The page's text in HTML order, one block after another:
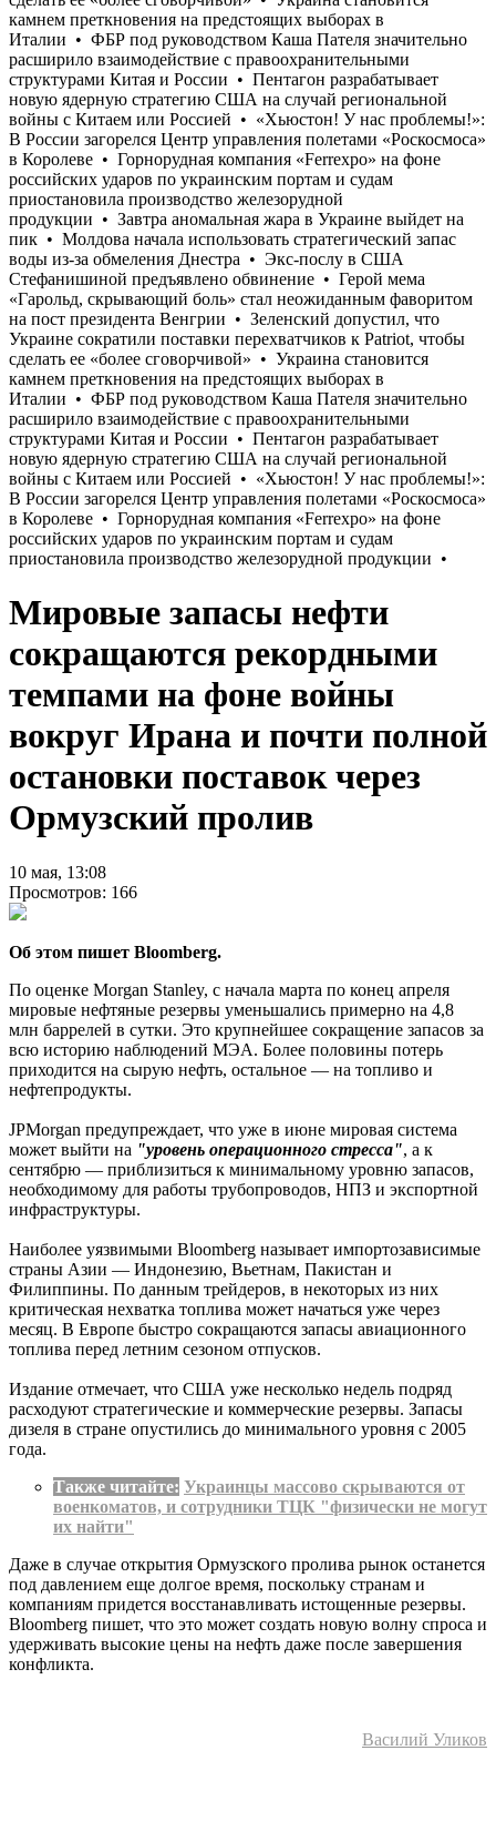
Мировые запасы нефти
сокращаются рекордными
темпами на фоне войны
вокруг Ирана и почти полной
остановки поставок через
Ормузский пролив
10 мая, 13:08
Просмотров: 166
Об этом пишет Bloomberg.
По оценке Morgan Stanley, с начала марта по конец апреля
мировые нефтяные резервы уменьшались примерно на 4,8
млн баррелей в сутки. Это крупнейшее сокращение запасов за
всю историю наблюдений МЭА. Более половины потерь
приходится на сырую нефть, остальное — на топливо и
нефтепродукты.
JPMorgan предупреждает, что уже в июне мировая система
может выйти на "уровень операционного стресса", а к
сентябрю — приблизиться к минимальному уровню запасов,
необходимому для работы трубопроводов, НПЗ и экспортной
инфраструктуры.
Наиболее уязвимыми Bloomberg называет импортозависимые
страны Азии — Индонезию, Вьетнам, Пакистан и
Филиппины. По данным трейдеров, в некоторых из них
критическая нехватка топлива может начаться уже через
месяц. В Европе быстро сокращаются запасы авиационного
топлива перед летним сезоном отпусков.
Издание отмечает, что США уже несколько недель подряд
расходуют стратегические и коммерческие резервы. Запасы
дизеля в стране опустились до минимального уровня с 2005
года.
Также читайте: Украинцы массово скрываются от
военкоматов, и сотрудники ТЦК "физически не могут
их найти"
Даже в случае открытия Ормузского пролива рынок останется
под давлением еще долгое время, поскольку странам и
компаниям придется восстанавливать истощенные резервы.
Bloomberg пишет, что это может создать новую волну спроса и
удерживать высокие цены на нефть даже после завершения
конфликта.
Василий Уликов